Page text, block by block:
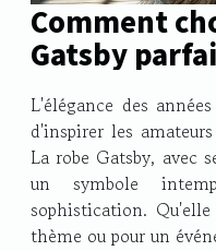
Comment
Gatsby
occasion
L'élégance des
d'inspirer les
La robe Gatsby, avec
un symbole
sophistication.
thème ou pour un